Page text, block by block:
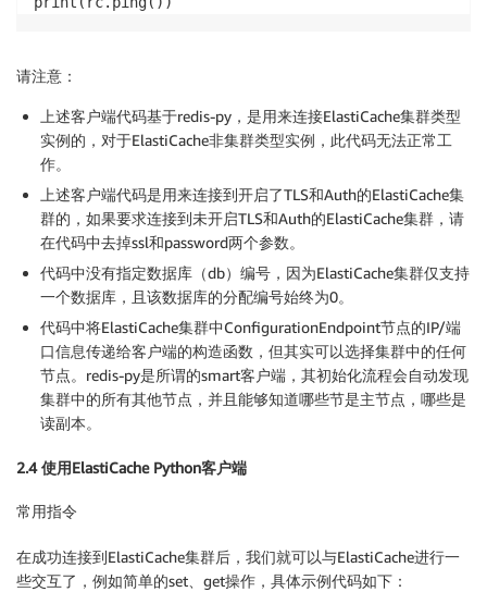
请注意：
上述客户端代码基于redis-py，是用来连接ElastiCache集群类型
实例的，对于ElastiCache非集群类型实例，此代码无法正常工
作。
上述客户端代码是用来连接到开启了TLS和Auth的ElastiCache集
群的，如果要求连接到未开启TLS和Auth的ElastiCache集群，请
在代码中去掉ssl和password两个参数。
代码中没有指定数据库（db）编号，因为ElastiCache集群仅支持
一个数据库，且该数据库的分配编号始终为0。
代码中将ElastiCache集群中ConfigurationEndpoint节点的IP/端
口信息传递给客户端的构造函数，但其实可以选择集群中的任何
节点。redis-py是所谓的smart客户端，其初始化流程会自动发现
集群中的所有其他节点，并且能够知道哪些节是主节点，哪些是
读副本。
2.4 使用ElastiCache Python客户端
常用指令
在成功连接到ElastiCache集群后，我们就可以与ElastiCache进行一
些交互了，例如简单的set、get操作，具体示例代码如下：